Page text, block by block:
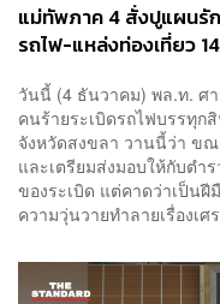
แม่ทัพภาค 4 สั่งปูแผนรั
รถไฟ-แหล่งท่องเที่ยว
วันนี้ (4 ธันวาคม) พล.ท. ศ
คนร้ายระเบิดรถไฟบรรทุก
จังหวัดสงขลา วานนี้ว่า ข
และเตรียมส่งมอบให้กับตำ
ของระเบิด แต่คาดว่าเป็นฝี
ความวุ่นวายทำลายเรื่องเศ